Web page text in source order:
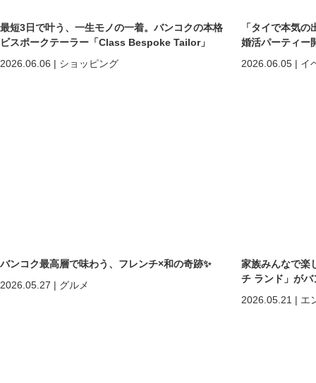
最短3日で叶う、一生モノの一着。バンコクの本格
ビスポークテーラー「Class Bespoke Tailor」
2026.06.06 | ショッピング
「タイで本気
婚活パーティー
2026.06.05 | イ
バンコク最高層で味わう、フレンチ×和の奇跡✨
2026.05.27 | グルメ
家族みんなで楽
チ ランド」が
2026.05.21 | エ